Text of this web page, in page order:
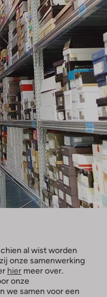
al wist worden
onze samenwerking
hier meer over.
onze
we samen voor een